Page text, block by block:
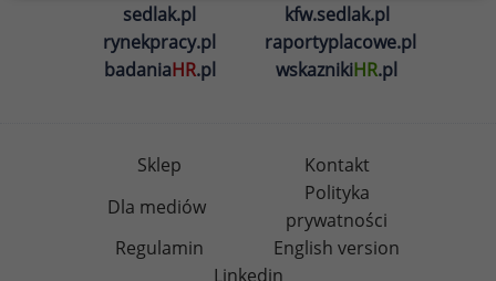
sedlak.pl
kfw.sedlak.pl
rynekpracy.pl
raportyplacowe.pl
badaniaHR.pl wskaznikiHR.pl
Sklep
Kontakt
Dla mediów
Polityka
prywatności
Regulamin
English version
Linkedin